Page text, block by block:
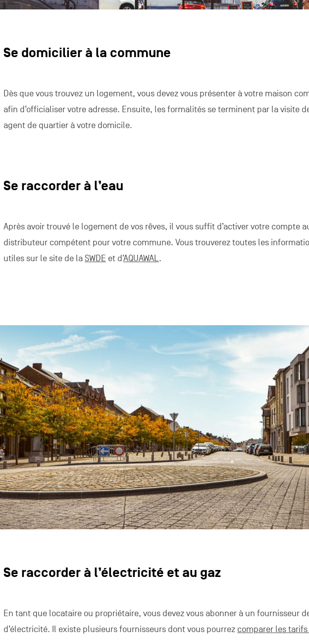
Se domicilier à la commune
Dès que vous trouvez un logement, vous devez vous présenter à votre maison
afin d’officialiser votre adresse. Ensuite, les formalités se terminent par la visite
agent de quartier à votre domicile.
Se raccorder à l’eau
Après avoir trouvé le logement de vos rêves, il vous suffit d’activer votre compte
distributeur compétent pour votre commune. Vous trouverez toutes les
utilessur le site de laSWDE et d’AQUAWAL.
Se raccorder à l’électricité et au gaz
En tant que locataire ou propriétaire, vous devez vous abonner à un fournisseur
d’électricité. Il existe plusieurs fournisseurs dont vous pourrez comparer les